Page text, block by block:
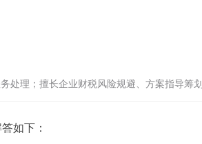
处理；擅长企业财税风险规避、方案指导筹划
如下：